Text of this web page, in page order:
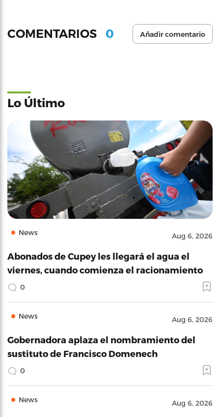
COMENTARIOS 0 Añadir comentario
Lo Último
News Aug 6, 2026
Abonados de Cupey les llegará el agua el
viernes, cuando comienza el racionamiento
0
News Aug 6, 2026
Gobernadora aplaza el nombramiento del
sustituto de Francisco Domenech
0
News Aug 6, 2026